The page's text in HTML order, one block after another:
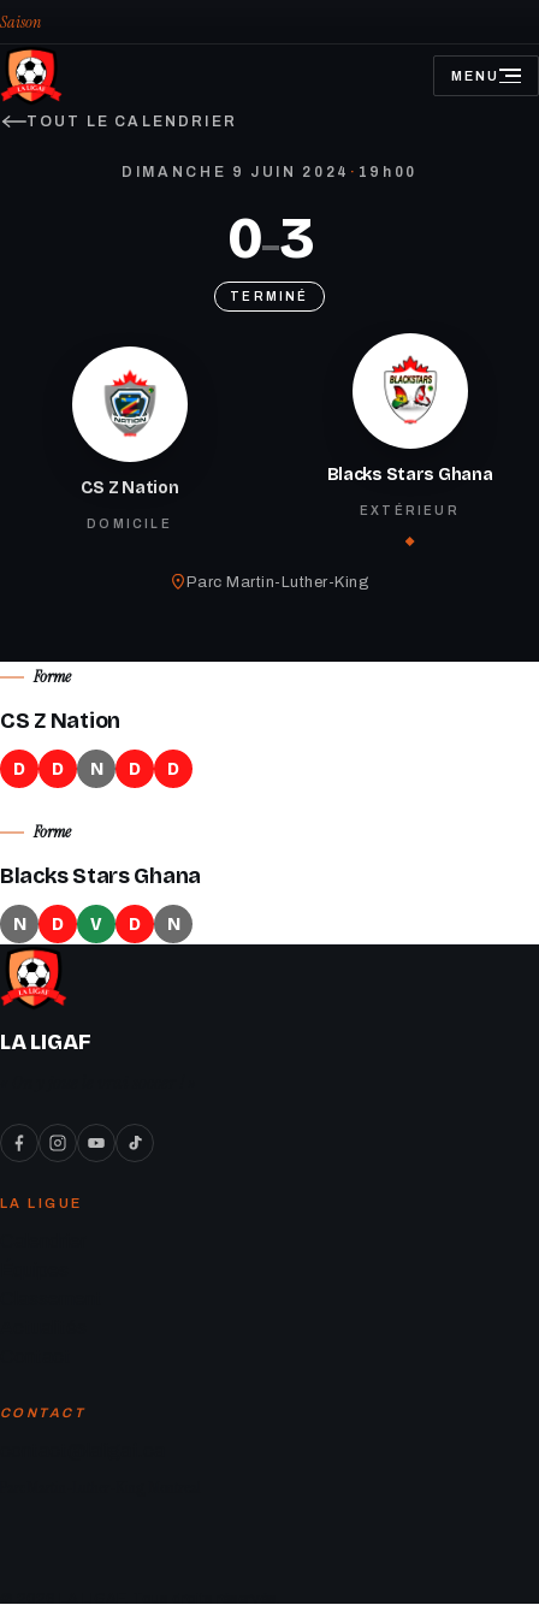
Saison
MENU
OUVRIR
LE
TOUT LE CALENDRIER
DIMANCHE 9 JUIN 2024 · 19h00
CS Z Nation
DOMICILE
0–3
TERMINÉ
Blacks Stars Ghana
EXTÉRIEUR
Parc Martin-Luther-King
Forme
CS Z Nation
D D N D D
Forme
Blacks Stars Ghana
N D V D N
LA LIGAF
LA LIGUE
CONTACT